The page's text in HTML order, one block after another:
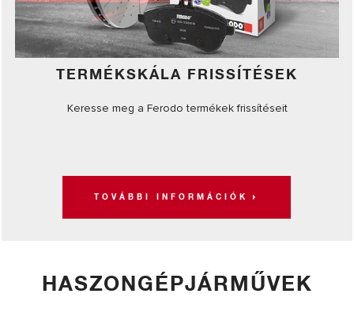
TERMÉKSKÁLA FRISSÍTÉSEK
Keresse meg a Ferodo termékek frissítéseit
TOVÁBBI INFORMÁCIÓK
HASZONGÉPJÁRMŰVEK